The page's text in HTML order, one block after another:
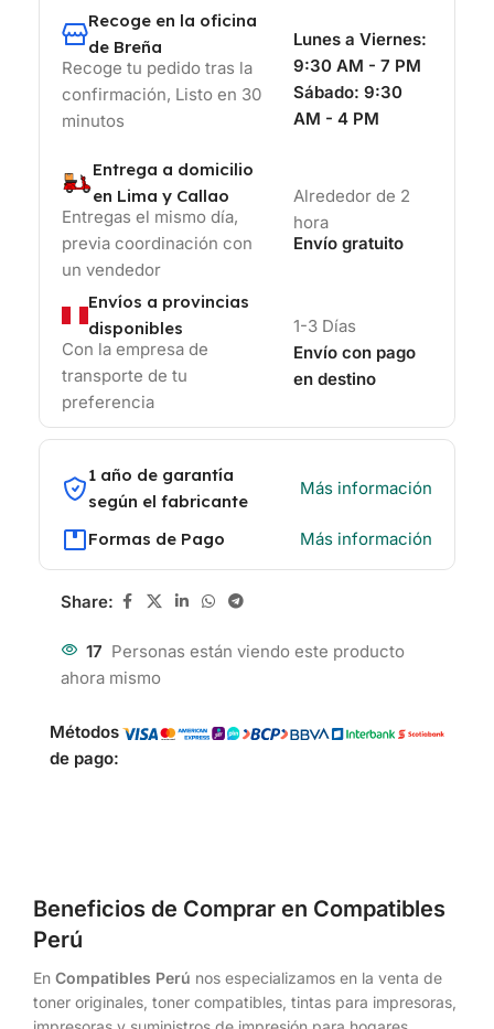
Recoge en la oficina
de Breña
Recoge tu pedido tras la
confirmación, Listo en 30
minutos
Lunes a Viernes:
9:30 AM - 7 PM
Sábado: 9:30
AM - 4 PM
Entrega a domicilio
en Lima y Callao
Entregas el mismo día,
previa coordinación con
un vendedor
Alrededor de 2
hora
Envío gratuito
Envíos a provincias
disponibles
Con la empresa de
transporte de tu
preferencia
1-3 Días
Envío con pago
en destino
1 año de garantía
según el fabricante
Más información
Formas de Pago Más información
Share:
17 Personas están viendo este producto
ahora mismo
Métodos
de pago:
Beneficios de Comprar en Compatibles
Perú
En Compatibles Perú nos especializamos en la venta de
toner originales, toner compatibles, tintas para impresoras,